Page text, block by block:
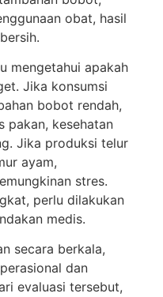
obat, hasil
mengetahui apakah
Jika konsumsi
bobot rendah,
pakan, kesehatan
Jika produksi telur
ayam,
stres.
perlu dilakukan
medis.
secara berkala,
dan
evaluasi tersebut,